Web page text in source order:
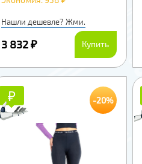
Нашли дешевле? Жми.
3 832 ₽ Купить
₽₽ -20%